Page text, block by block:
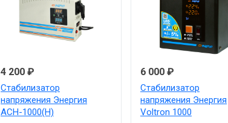
4 200 ₽
Стабилизатор
напряжения Энергия
АСН-1000(Н)
6 000 ₽
Стабилизатор
напряжения Энергия
Voltron 1000